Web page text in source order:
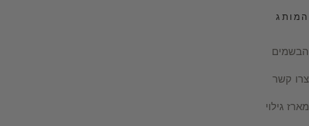
המותג
הבשמים
צרו קשר
מארז גילוי